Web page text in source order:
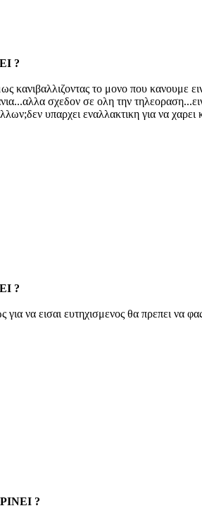
?
κανιβαλλιζοντας το μονο που κανουμε
σχεδον σε ολη την
υπαρχει εναλλακτικη για να χαρει
?
για να εισαι ευτηχισμενος θα πρεπει να
?